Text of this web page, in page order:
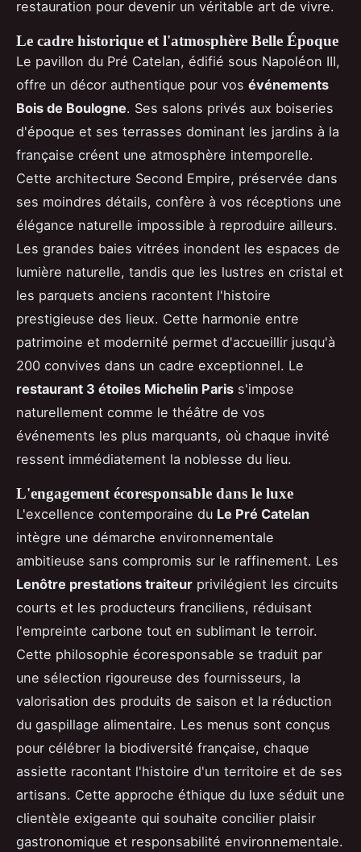
restauration pour devenir un véritable art de vivre.
Le cadre historique et l'atmosphère Belle Époque
Le pavillon du Pré Catelan, édifié sous Napoléon III,
offre un décor authentique pour vos événements
Bois de Boulogne. Ses salons privés aux boiseries
d'époque et ses terrasses dominant les jardins à la
française créent une atmosphère intemporelle.
Cette architecture Second Empire, préservée dans
ses moindres détails, confère à vos réceptions une
élégance naturelle impossible à reproduire ailleurs.
Les grandes baies vitrées inondent les espaces de
lumière naturelle, tandis que les lustres en cristal et
les parquets anciens racontent l'histoire
prestigieuse des lieux. Cette harmonie entre
patrimoine et modernité permet d'accueillir jusqu'à
200 convives dans un cadre exceptionnel. Le
restaurant 3 étoiles Michelin Paris s'impose
naturellement comme le théâtre de vos
événements les plus marquants, où chaque invité
ressent immédiatement la noblesse du lieu.
L'engagement écoresponsable dans le luxe
L'excellence contemporaine du Le Pré Catelan
intègre une démarche environnementale
ambitieuse sans compromis sur le raffinement. Les
Lenôtre prestations traiteur privilégient les circuits
courts et les producteurs franciliens, réduisant
l'empreinte carbone tout en sublimant le terroir.
Cette philosophie écoresponsable se traduit par
une sélection rigoureuse des fournisseurs, la
valorisation des produits de saison et la réduction
du gaspillage alimentaire. Les menus sont conçus
pour célébrer la biodiversité française, chaque
assiette racontant l'histoire d'un territoire et de ses
artisans. Cette approche éthique du luxe séduit une
clientèle exigeante qui souhaite concilier plaisir
gastronomique et responsabilité environnementale.